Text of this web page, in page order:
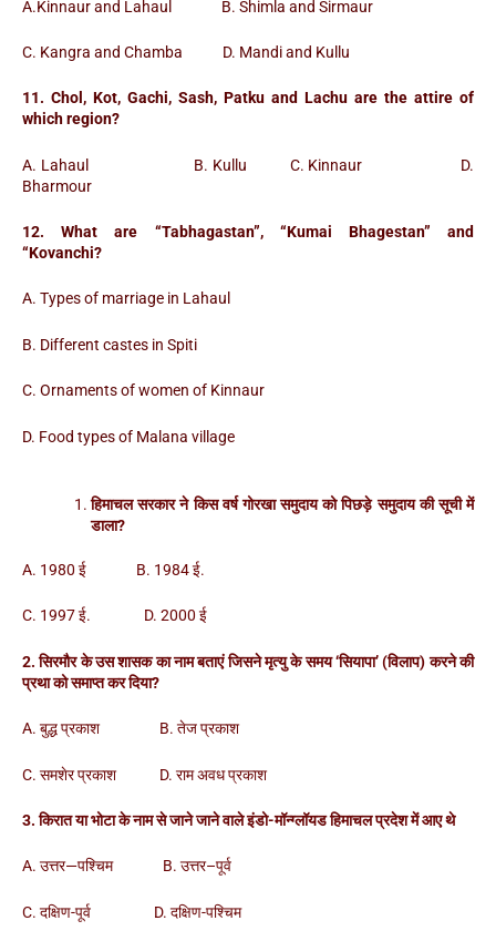
A.Kinnaur and Lahaul B. Shimla and Sirmaur
C. Kangra and Chamba D. Mandi and Kullu
11. Chol, Kot, Gachi, Sash, Patku and Lachu are the attire of
which region?
A. Lahaul B. Kullu C. Kinnaur D.
Bharmour
12. What are “Tabhagastan”, “Kumai Bhagestan” and
“Kovanchi?
A. Types of marriage in Lahaul
B. Different castes in Spiti
C. Ornaments of women of Kinnaur
D. Food types of Malana village
हिमाचल सरकार ने किस वर्ष गोरखा समुदाय को पिछड़े समुदाय की सूची में
डाला?
A. 1980 ई B. 1984 ई.
C. 1997 ई. D. 2000 ई
2. सिरमौर के उस शासक का नाम बताएं जिसने मृत्यु के समय ‘सियापा’ (विलाप) करने की
प्रथा को समाप्त कर दिया?
A. बुद्ध प्रकाश B. तेज प्रकाश
C. समशेर प्रकाश D. राम अवध प्रकाश
3. किरात या भोटा के नाम से जाने जाने वाले इंडो-मॉन्ग्लॉयड हिमाचल प्रदेश में आए थे
A. उत्तर—पश्चिम B. उत्तर–पूर्व
C. दक्षिण-पूर्व D. दक्षिण-पश्चिम